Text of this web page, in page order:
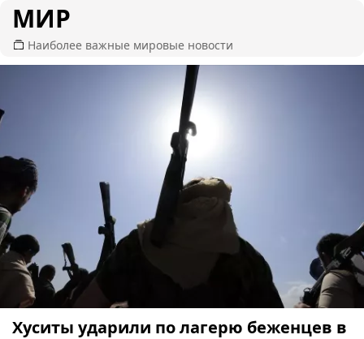
МИР
Наиболее важные мировые новости
Хуситы ударили по лагерю беженцев в